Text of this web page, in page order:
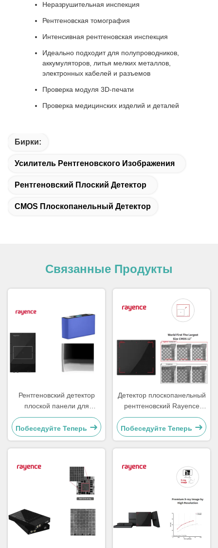
Неразрушительная инспекция
Рентгеновская томография
Интенсивная рентгеновская инспекция
Идеально подходит для полупроводников,
аккумуляторов, литья мелких металлов,
электронных кабелей и разъемов
Проверка модуля 3D-печати
Проверка медицинских изделий и деталей
Бирки:
Усилитель Рентгеновского Изображения
Рентгеновский Плоский Детектор
CMOS Плоскопанельный Детектор
Связанные Продукты
Рентгеновский детектор
плоской панели для
обнаружения излучения
Rayence 0712FCA.FGA
Побеседуйте Теперь
Детектор плоскопанельный
рентгеновский Rayence
MIDAS 2121 для
промышленного контроля
КТ
Побеседуйте Теперь